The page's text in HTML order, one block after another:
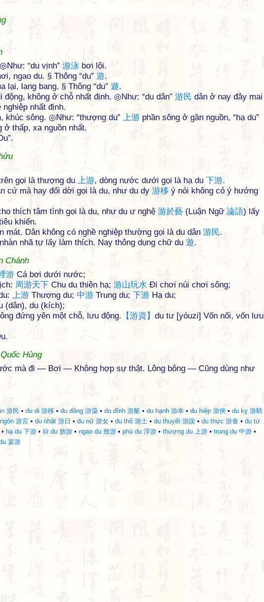
“du vịnh” 游泳 bơi lội.
ngao du. § Thông “du” 遊.
lại, lang bang. § Thông “du” 遊.
động, không ở chỗ nhất định. ◎Như: “du dân” 游民 dân ở nay đây mai
nghiệp nhất định.
khúc sông. ◎Như: “thượng du” 上游 phần sông ở gần nguồn, “hạ du”
ở thấp, xa nguồn nhất.
gọi là thượng du 上游, dòng nước dưới gọi là hạ du 下游.
cứ mà hay đổi dời gọi là du, như du dy 游移 ý nói không có ý hướng
thích tâm tình gọi là du, như du ư nghệ 游於藝 (Luận Ngữ 論語) lấy
khiển.
mát. Dân không có nghề nghiệp thường gọi là du dân 游民.
nhàn nhã tự lấy làm thích. Nay thông dụng chữ du 遊.
Chánh
游 Cá bơi dưới nước;
周游天下 Chu du thiên hạ; 游山玩水 Đi chơi núi chơi sông;
上游 Thượng du; 中游 Trung du; 下游 Hạ du;
(dân), du (kích);
đứng yên một chỗ, lưu động. 【游資 】 du tư [yóuzi] Vốn nổi, vốn lưu
Hùng
mà đi — Bơi — Không hợp sự thật. Lông bông — Cũng dùng như
游民 • du di 游移 • du đãng 游蕩 • du đĩnh 游艇 • du hạnh 游幸 • du hiệp 游俠 • du kỵ 游騎
游言 • du nhật 游日 • du nữ 游女 • du thổ 游土 • du thuyết 游說 • du thực 游食 • du tử
• hạ du 下游 • lữ du 旅游 • ngao du 敖游 • phù du 浮游 • thượng du 上游 • trung du 中游 •
宴游